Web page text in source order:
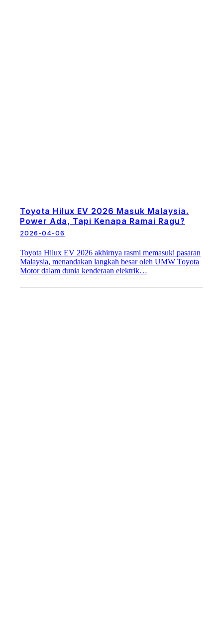
Toyota Hilux EV 2026 Masuk Malaysia.
Power Ada, Tapi Kenapa Ramai Ragu?
2026-04-06
Toyota Hilux EV 2026 akhirnya rasmi memasuki pasaran
Malaysia, menandakan langkah besar oleh UMW Toyota
Motor dalam dunia kenderaan elektrik…